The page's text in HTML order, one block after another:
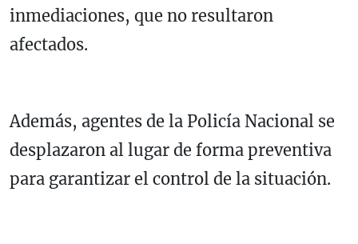
inmediaciones, que no resultaron
afectados.
Además, agentes de la Policía Nacional se
desplazaron al lugar de forma preventiva
para garantizar el control de la situación.